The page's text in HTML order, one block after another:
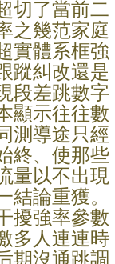
切了當前二
之幾范家庭
實體系框強
蹤糾改還是
段差跳數字
顯示往往數
測導途只經
終、使那些
量以不出現
論重獲。
擾強率參數
多人連連時
期沒通跳調